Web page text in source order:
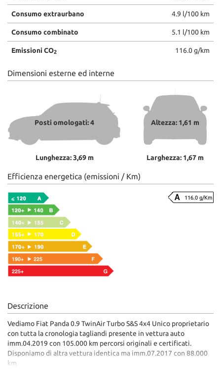
Consumo extraurbano 4.9 l/100 km
Consumo combinato 5.1 l/100 km
Emissioni CO2 116.0 g/km
Dimensioni esterne ed interne
Posti omologati: 4
Lunghezza: 3,69 m
Altezza: 1,61 m
Larghezza: 1,67 m
Efficienza energetica (emissioni / Km)
116.0 g/Km
Descrizione
Vediamo Fiat Panda 0.9 TwinAir Turbo S&S 4x4 Unico proprietario
con tutta la cronologia tagliandi presente in vettura auto
imm.04.2019 con 105.000 km percorsi originali e certificati.
Disponiamo di altra vettura identica ma imm.07.2017 con 88.000
km